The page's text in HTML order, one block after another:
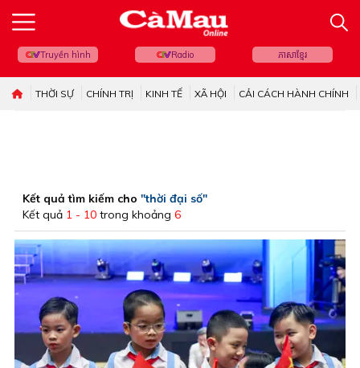
Truyền hình Radio ភាសាខ្មែរ
THỜI SỰ CHÍNH TRỊ KINH TẾ XÃ HỘI CẢI CÁCH HÀNH CHÍNH
Kết quả tìm kiếm cho "thời đại số"
Kết quả 1 - 10 trong khoảng 6